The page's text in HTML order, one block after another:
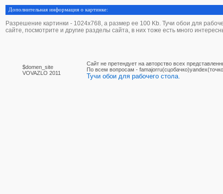
Дополнительная информация о картинке:
Разрешение картинки - 1024х768, а размер ее 100 Kb. Тучи обои для
сайте, посмотрите и другие разделы сайта, в них тоже есть много
$domen_site
VOVAZLO 2011
Сайт не претендует на авторство всех
По вcем вопросам -
Тучи обои для рабочего стола.